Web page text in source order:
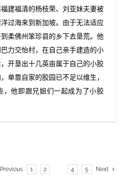
建福清的杨枝荣、刘亚妹夫妻被
过海来到新加坡。由于无法适应
柔佛州笨珍县的乡下去垦荒。他
力交怡村，在自己亲手建造的小
开垦出十几英亩属于自己的小胶
单靠自家的胶园已不足以维生，
，他即跟兄姐们一起成为了小胶
Previous 1 2 4 5 Next